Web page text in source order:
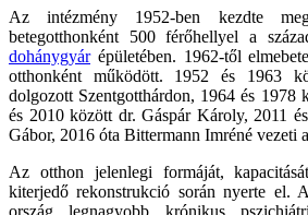
Az intézmény 1952-ben kezdte
betegotthonként 500 férőhellyel a
dohánygyárépületében. 1962-től
otthonként működött. 1952 és 1963
dolgozott Szentgotthárdon, 1964 és 1978
és 2010 között dr. Gáspár Károly, 2011
Gábor, 2016 óta Bittermann Imréné vezeti
Az otthon jelenlegi formáját,
kiterjedő rekonstrukció során nyerte el.
ország legnagyobb krónikus